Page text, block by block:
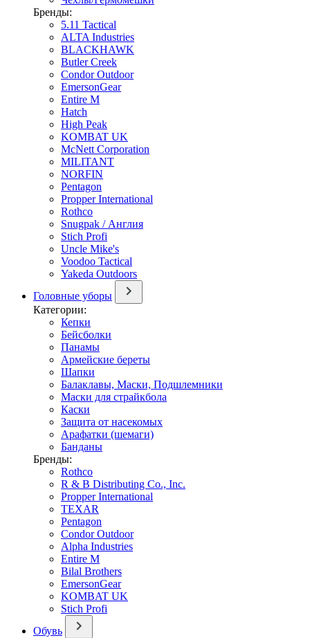
Бренды:
5.11 Tactical
ALTA Industries
BLACKHAWK
Butler Creek
Condor Outdoor
EmersonGear
Entire M
Hatch
High Peak
KOMBAT UK
McNett Corporation
MILITANT
NORFIN
Pentagon
Propper International
Rothco
Snugpak / Англия
Stich Profi
Uncle Mike's
Voodoo Tactical
Yakeda Outdoors
Головные уборы
Категории:
Кепки
Бейсболки
Панамы
Армейские береты
Шапки
Балаклавы, Маски, Подшлемники
Маски для страйкбола
Каски
Защита от насекомых
Арафатки (шемаги)
Банданы
Бренды:
Rothco
R & B Distributing Co., Inc.
Propper International
TEXAR
Pentagon
Condor Outdoor
Alpha Industries
Entire M
Bilal Brothers
EmersonGear
KOMBAT UK
Stich Profi
Обувь